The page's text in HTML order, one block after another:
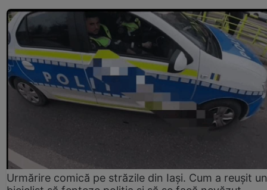
Urmărire comică pe străzile din Iași. Cum a reușit un